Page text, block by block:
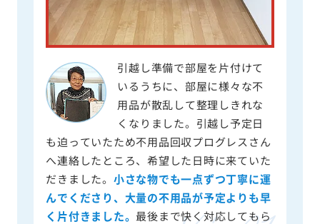
引越し準備で部屋を片付けて
いるうちに、部屋に様々な不
用品が散乱して整理しきれな
くなりました。引越し予定日
も迫っていたため不用品回収プログレスさん
へ連絡したところ、希望した日時に来ていた
だきました。 小さな物でも一点ずつ丁寧に運
んでくださり、大量の不用品が予定よりも早
く片付きました。 最後まで快く対応してもら